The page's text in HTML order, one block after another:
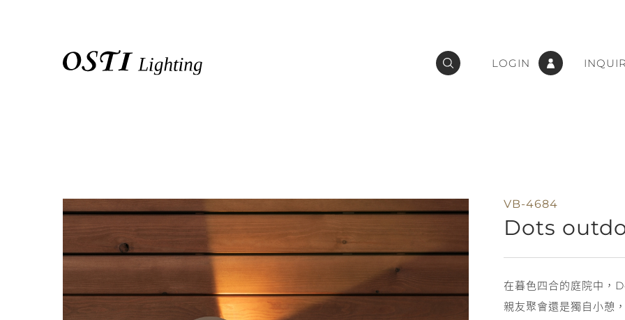
LOGIN
VB-4684
Dots
在暮色四合的庭院中，
親友聚會還是獨自小憩